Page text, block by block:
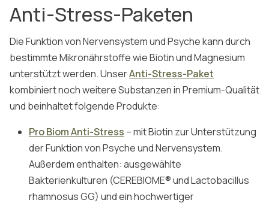
Anti-Stress-Paketen
Die Funktion von Nervensystem und Psyche kann durch
bestimmte Mikronährstoffe wie Biotin und Magnesium
unterstützt werden. UnserAnti-Stress-Paket
kombiniert noch weitere Substanzen in Premium-Qualität
und beinhaltet folgende Produkte:
Pro Biom Anti-Stress – mit Biotin zur Unterstützung
der Funktion von Psyche und Nervensystem.
Außerdem enthalten: ausgewählte
Bakterienkulturen (CEREBIOME® und Lactobacillus
rhamnosus GG) und ein hochwertiger